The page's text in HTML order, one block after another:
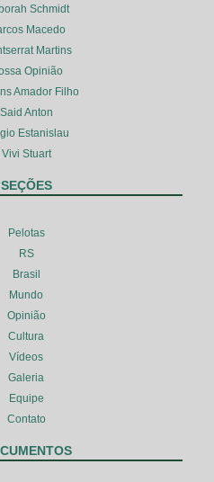
Schmidt
Macedo
Martins
Opinião
Amador Filho
Said Anton
Estanislau
Vivi Stuart
SEÇÕES
Pelotas
RS
Brasil
Mundo
Opinião
Cultura
Vídeos
Galeria
Equipe
Contato